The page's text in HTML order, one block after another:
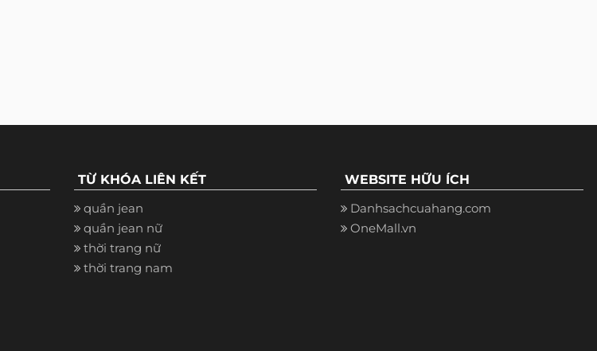
TỪ KHÓA LIÊN KẾT
quần jean
quần jean nữ
thời trang nữ
thời trang nam
WEBSITE HỮU ÍCH
Danhsachcuahang.com
OneMall.vn